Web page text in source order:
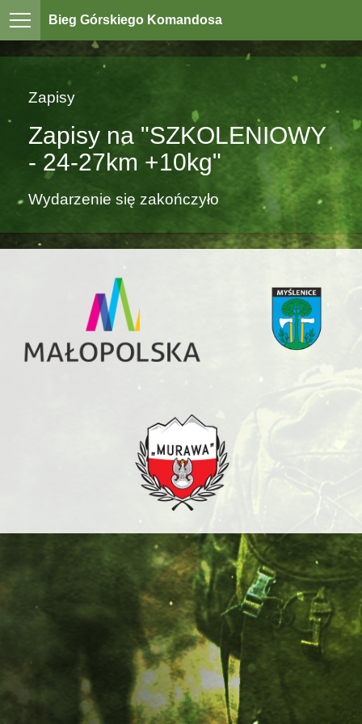
Bieg Górskiego Komandosa
Zapisy
Zapisy na "SZKOLENIOWY
- 24-27km +10kg"
Wydarzenie się zakończyło